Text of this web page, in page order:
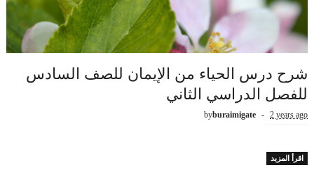
شرح درس الحياء من الإيمان للصف السادس
للفصل الدراسي الثاني
byburaimigate 2 years ago
اقرأ المزيد